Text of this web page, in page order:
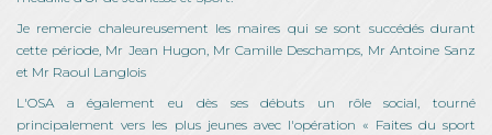
Je remercie chaleureusement les maires qui se sont succédés durant
cette période, Mr Jean Hugon, Mr Camille Deschamps, Mr Antoine Sanz
et Mr Raoul Langlois
L'OSA a également eu dès ses débuts un rôle social, tourné
principalement vers les plus jeunes avec l'opération « Faites du sport